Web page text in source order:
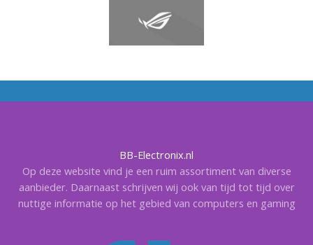
BB-Electronix.nl
Op deze website vind je een ruim assortiment van diverse
aanbieder. Daarnaast schrijven wij ook van tijd tot tijd over
nuttige informatie op het gebied van computers en gaming